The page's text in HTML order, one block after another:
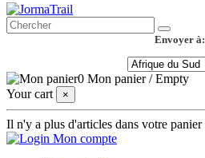
Envoyer à:
0 Mon panier /Empty
Your cart
×
Il n'y a plus d'articles dans votre panier
Mon compte